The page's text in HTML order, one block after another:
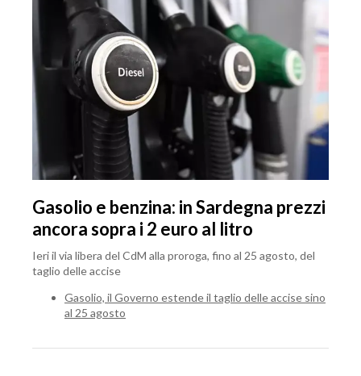
Gasolio e benzina: in Sardegna prezzi
ancora sopra i 2 euro al litro
Ieri il via libera del CdM alla proroga, fino al 25 agosto, del
taglio delle accise
Gasolio, il Governo estende il taglio delle accise sino
al 25 agosto